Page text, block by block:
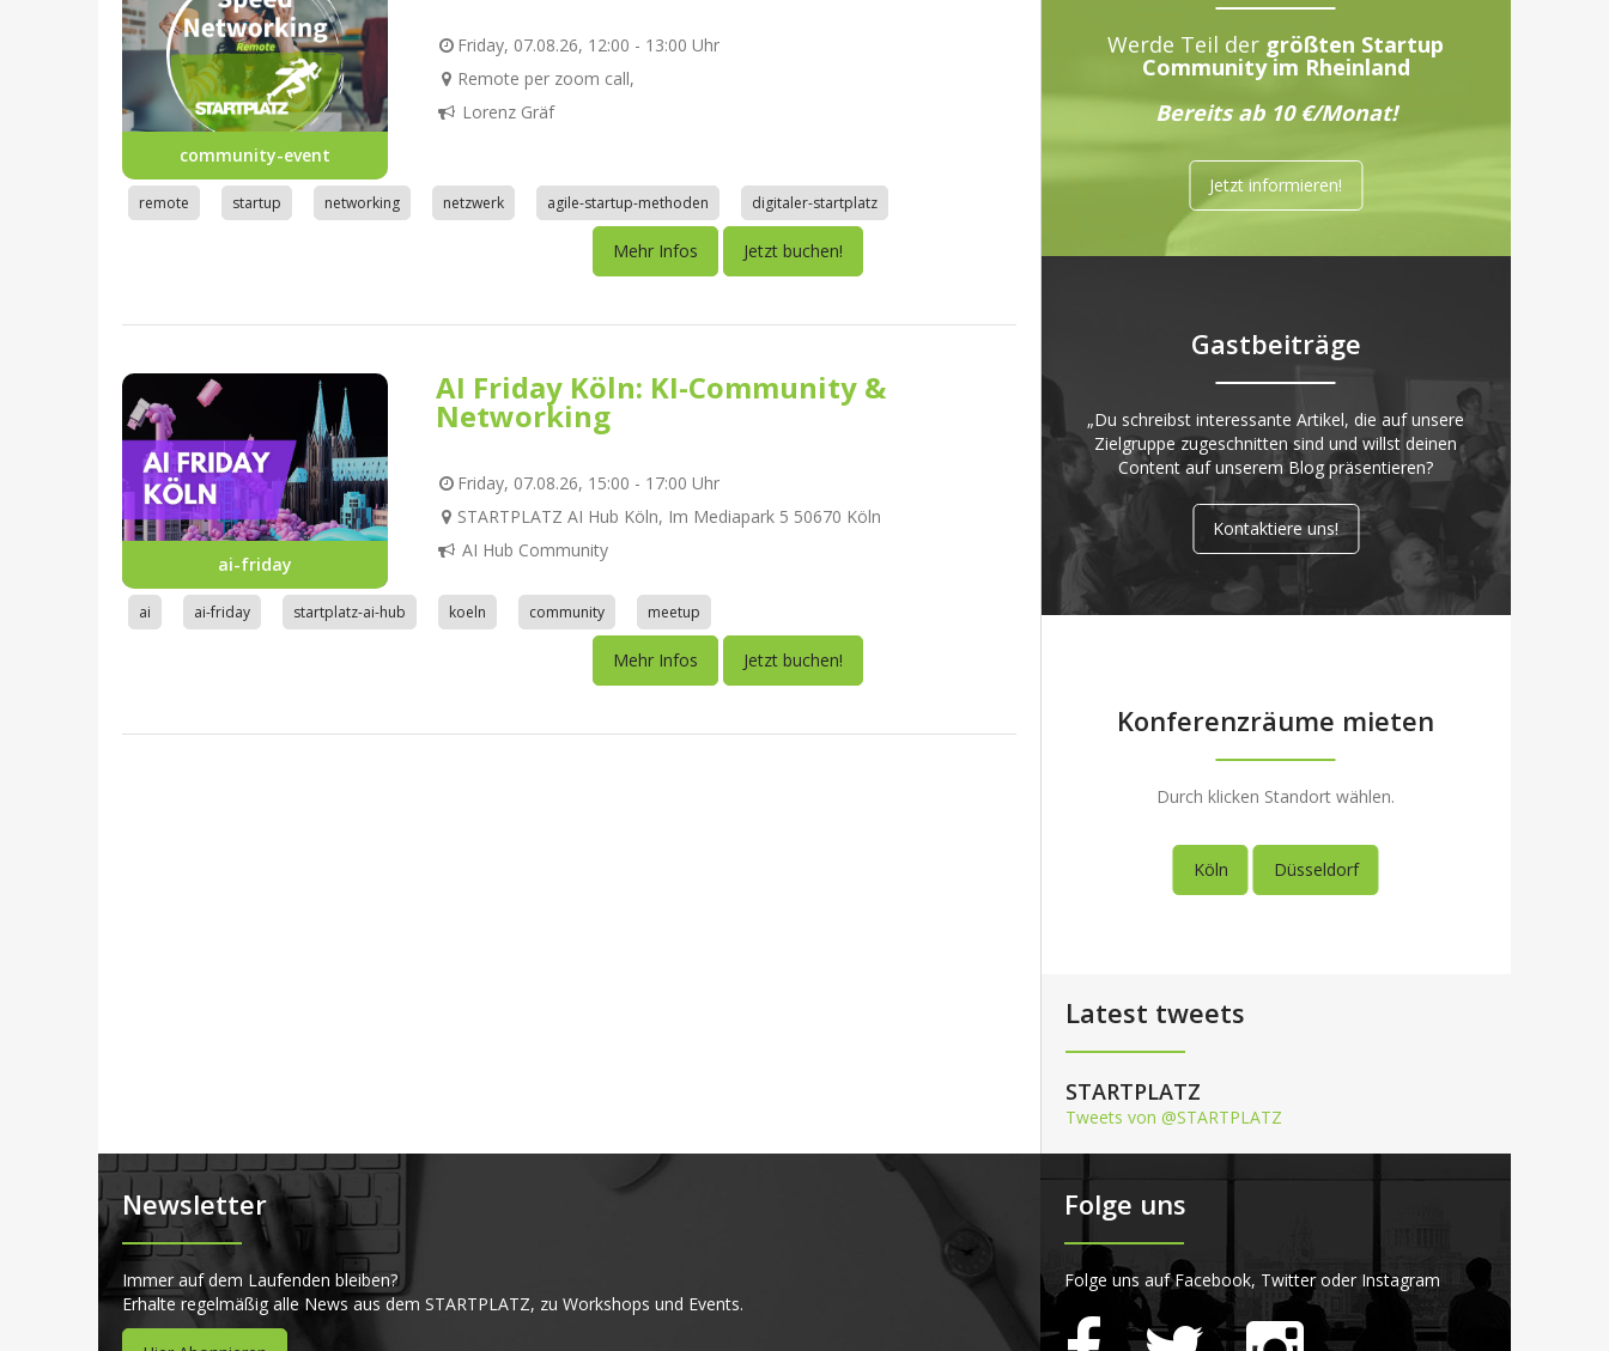
community-event
Friday, 07.08.26, 12:00 - 13:00 Uhr
Remote per zoom call,
Lorenz Gräf
remote startup networking netzwerk agile-startup-methoden digitaler-startplatz
Mehr Infos Jetzt buchen!
ai-friday
AI Friday Köln: KI-Community &
Networking
Friday, 07.08.26, 15:00 - 17:00 Uhr
STARTPLATZ AI Hub Köln, Im Mediapark 5 50670 Köln
AI Hub Community
ai ai-friday startplatz-ai-hub koeln community meetup
Mehr Infos Jetzt buchen!
Werde Teil der größten Startup
Community im Rheinland
Bereits ab 10 €/Monat!
Jetzt informieren!
Gastbeiträge
„Du schreibst interessante Artikel, die auf unsere
Zielgruppe zugeschnitten sind und willst deinen
Content auf unserem Blog präsentieren?
Kontaktiere uns!
Konferenzräume mieten
Durch klicken Standort wählen.
Köln Düsseldorf
Latest tweets
STARTPLATZ
Tweets von @STARTPLATZ
Newsletter
Immer auf dem Laufenden bleiben?
Erhalte regelmäßig alle News aus dem STARTPLATZ, zu Workshops und Events.
Folge uns
Folge uns auf Facebook, Twitter oder Instagram